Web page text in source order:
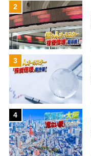
2
3
4